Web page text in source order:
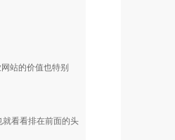
站的价值也特别
看看排在前面的头